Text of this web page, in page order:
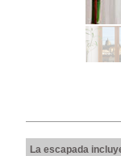
La escapada